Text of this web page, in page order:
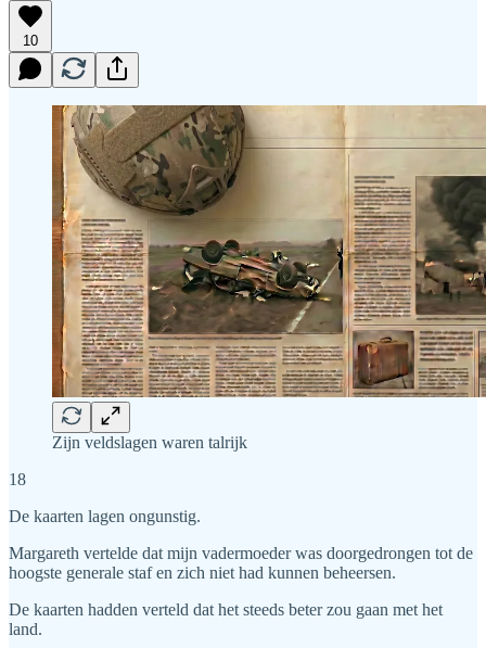
10
Zijn veldslagen waren talrijk
18
De kaarten lagen ongunstig.
Margareth vertelde dat mijn vadermoeder was doorgedrongen tot de
hoogste generale staf en zich niet had kunnen beheersen.
De kaarten hadden verteld dat het steeds beter zou gaan met het
land.